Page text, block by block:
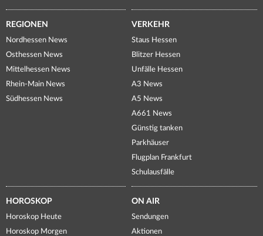
REGIONEN
Nordhessen News
Osthessen News
Mittelhessen News
Rhein-Main News
Südhessen News
VERKEHR
Staus Hessen
Blitzer Hessen
Unfälle Hessen
A3 News
A5 News
A661 News
Günstig tanken
Parkhäuser
Flugplan Frankfurt
Schulausfälle
HOROSKOP
Horoskop Heute
Horoskop Morgen
ON AIR
Sendungen
Aktionen